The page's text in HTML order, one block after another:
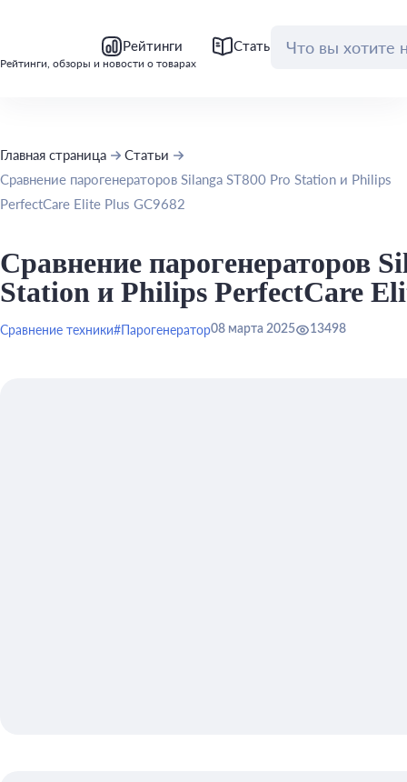
Рейтинги, обзоры и новости о товарах
Рейтинги Статьи Обзоры
Главная страница
Статьи
Сравнение парогенераторов Silanga ST800 Pro Station и Philips
PerfectCare Elite Plus GC9682
Сравнение парогенераторов
Station и Philips PerfectCare
Сравнение техники#Парогенератор08 марта 2025 13498